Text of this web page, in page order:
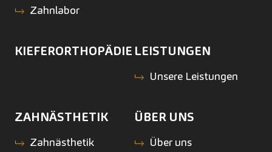
Zahnlabor
KIEFERORTHOPÄDIE LEISTUNGEN
Unsere Leistungen
ZAHNÄSTHETIK
Zahnästhetik
ÜBER UNS
Über uns